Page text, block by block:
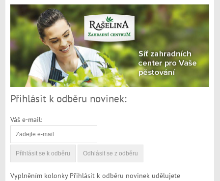
Přihlásit k odběru novinek:
Váš e-mail:
Vyplněním kolonky Přihlásit k odběru novinek udělujete